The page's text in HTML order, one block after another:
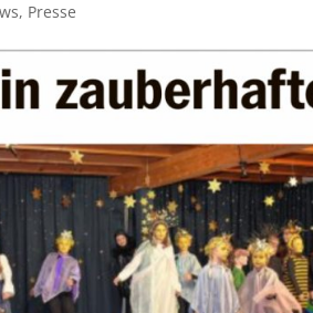
, Presse